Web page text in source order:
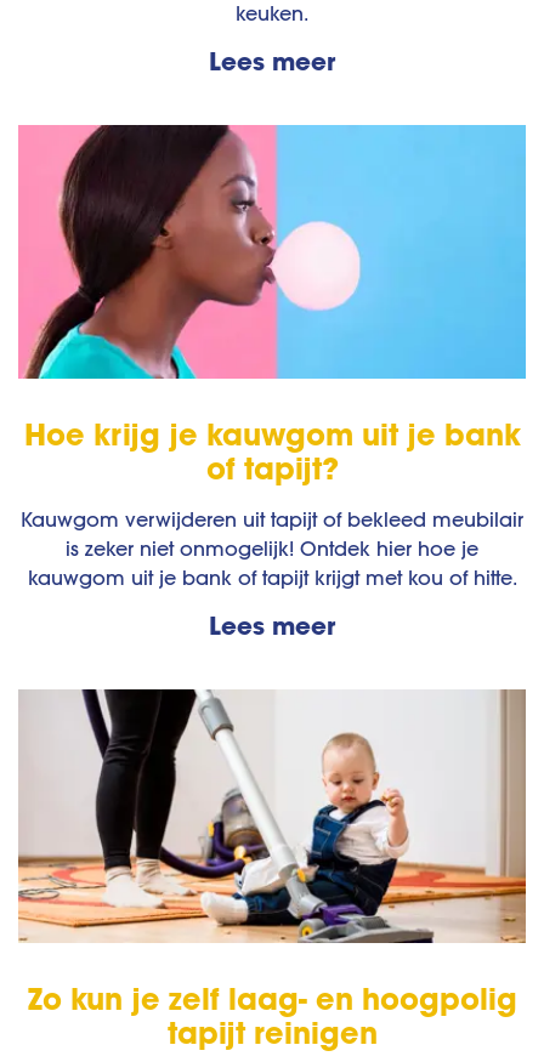
keuken.
Lees meer
Hoe krijg je kauwgom uit je bank
of tapijt?
Kauwgom verwijderen uit tapijt of bekleed meubilair
is zeker niet onmogelijk! Ontdek hier hoe je
kauwgom uit je bank of tapijt krijgt met kou of hitte.
Lees meer
Zo kun je zelf laag- en hoogpolig
tapijt reinigen